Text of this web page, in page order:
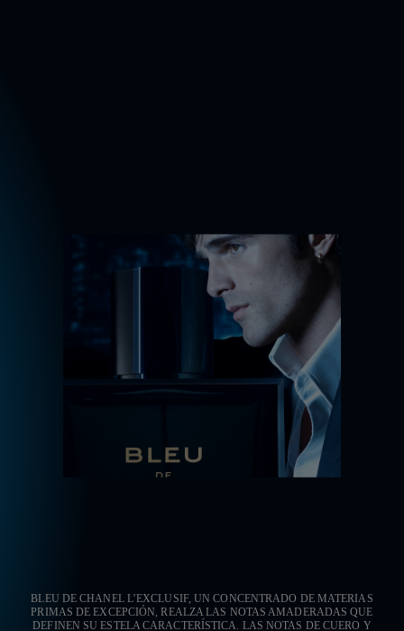
BLEU DE CHANEL L’EXCLUSIF, UN CONCENTRADO DE MATERIAS
PRIMAS DE EXCEPCIÓN, REALZA LAS NOTAS AMADERADAS QUE
DEFINEN SU ESTELA CARACTERÍSTICA. LAS NOTAS DE CUERO Y